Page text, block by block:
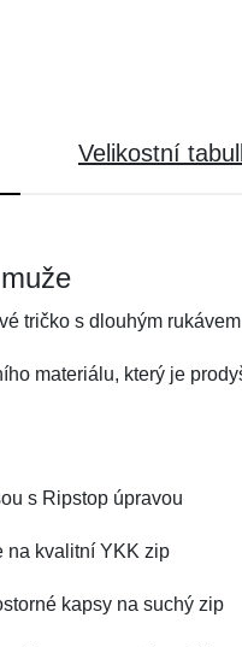
Velikostní
tričko s dlouhým
materiálu, který je
s Ripstop úpravou
na kvalitní YKK zip
kapsy na suchý zip